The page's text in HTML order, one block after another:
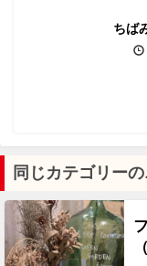
ちば
同じカテゴリー